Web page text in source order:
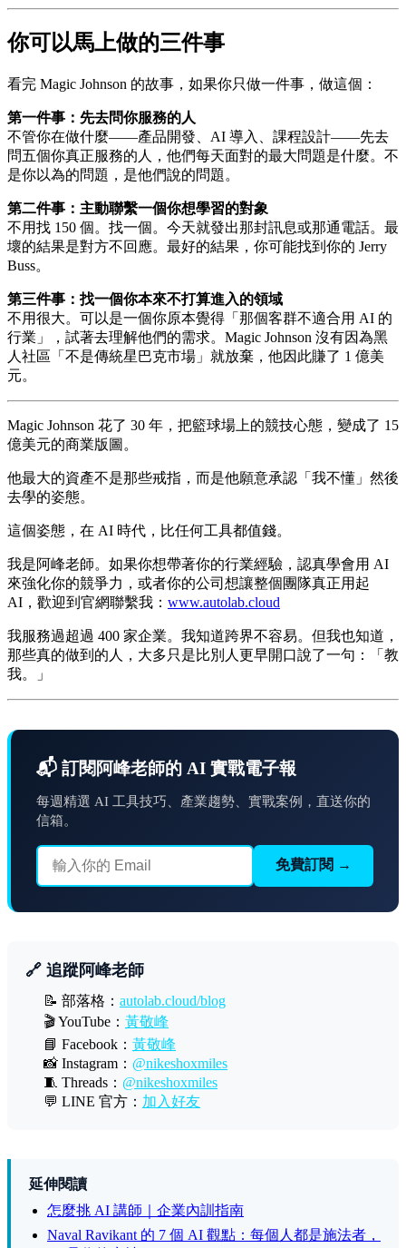
你可以馬上做的三件事
看完 Magic Johnson 的故事，如果你只做一件事，做這個：
第一件事：先去問你服務的人
不管你在做什麼——產品開發、AI 導入、課程設計——先去
問五個你真正服務的人，他們每天面對的最大問題是什麼。不
是你以為的問題，是他們說的問題。
第二件事：主動聯繫一個你想學習的對象
不用找 150 個。找一個。今天就發出那封訊息或那通電話。最
壞的結果是對方不回應。最好的結果，你可能找到你的 Jerry
Buss。
第三件事：找一個你本來不打算進入的領域
不用很大。可以是一個你原本覺得「那個客群不適合用 AI 的
行業」，試著去理解他們的需求。Magic Johnson 沒有因為黑
人社區「不是傳統星巴克市場」就放棄，他因此賺了 1 億美
元。
Magic Johnson 花了 30 年，把籃球場上的競技心態，變成了 15
億美元的商業版圖。
他最大的資產不是那些戒指，而是他願意承認「我不懂」然後
去學的姿態。
這個姿態，在 AI 時代，比任何工具都值錢。
我是阿峰老師。如果你想帶著你的行業經驗，認真學會用 AI
來強化你的競爭力，或者你的公司想讓整個團隊真正用起
AI，歡迎到官網聯繫我： www.autolab.cloud
我服務過超過 400 家企業。我知道跨界不容易。但我也知道，
那些真的做到的人，大多只是比別人更早開口說了一句：「教
我。」
📬 訂閱阿峰老師的 AI 實戰電子報
每週精選 AI 工具技巧、產業趨勢、實戰案例，直送你的
信箱。
免費訂閱 →
🔗 追蹤阿峰老師
📝 部落格： autolab.cloud/blog
🎬 YouTube： 黃敬峰
📘 Facebook： 黃敬峰
📸 Instagram： @nikeshoxmiles
🧵 Threads： @nikeshoxmiles
💬 LINE 官方： 加入好友
延伸閱讀
怎麼挑 AI 講師｜企業內訓指南
Naval Ravikant 的 7 個 AI 觀點：每個人都是施法者，